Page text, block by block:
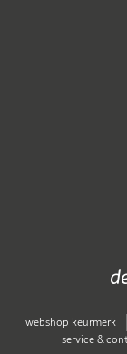
webshop keurmerk
service &